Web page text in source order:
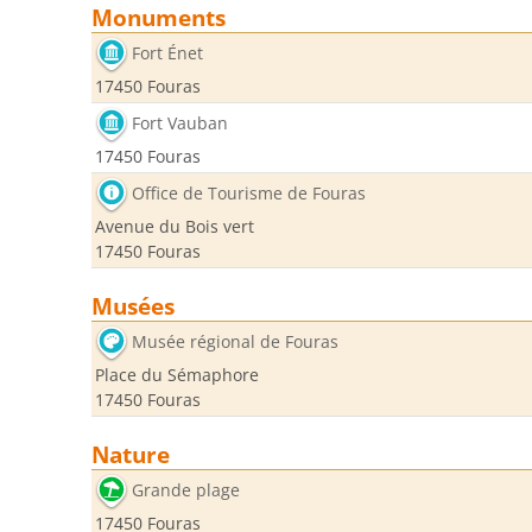
Monuments
Fort Énet
17450 Fouras
Fort Vauban
17450 Fouras
Office de Tourisme de Fouras
Avenue du Bois vert
17450 Fouras
Musées
Musée régional de Fouras
Place du Sémaphore
17450 Fouras
Nature
Grande plage
17450 Fouras